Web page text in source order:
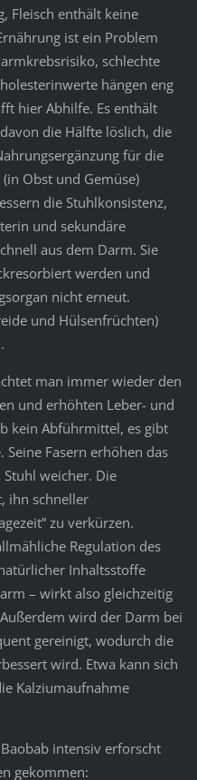
Fleisch enthält keine
ist ein Problem
schlechte
hängen eng
hier Abhilfe. Es enthält
die Hälfte löslich, die
für die
Obst und Gemüse)
die Stuhlkonsistenz,
und sekundäre
aus dem Darm. Sie
werden und
nicht erneut.
und Hülsenfrüchten)
man immer wieder den
und erhöhten Leber- und
kein Abführmittel, es gibt
Fasern erhöhen das
weicher. Die
ihn schneller
zu verkürzen.
Regulation des
Inhaltsstoffe
– wirkt also gleichzeitig
wird der Darm bei
gereinigt, wodurch die
wird. Etwa kann sich
Kalziumaufnahme
intensiv erforscht
gekommen: